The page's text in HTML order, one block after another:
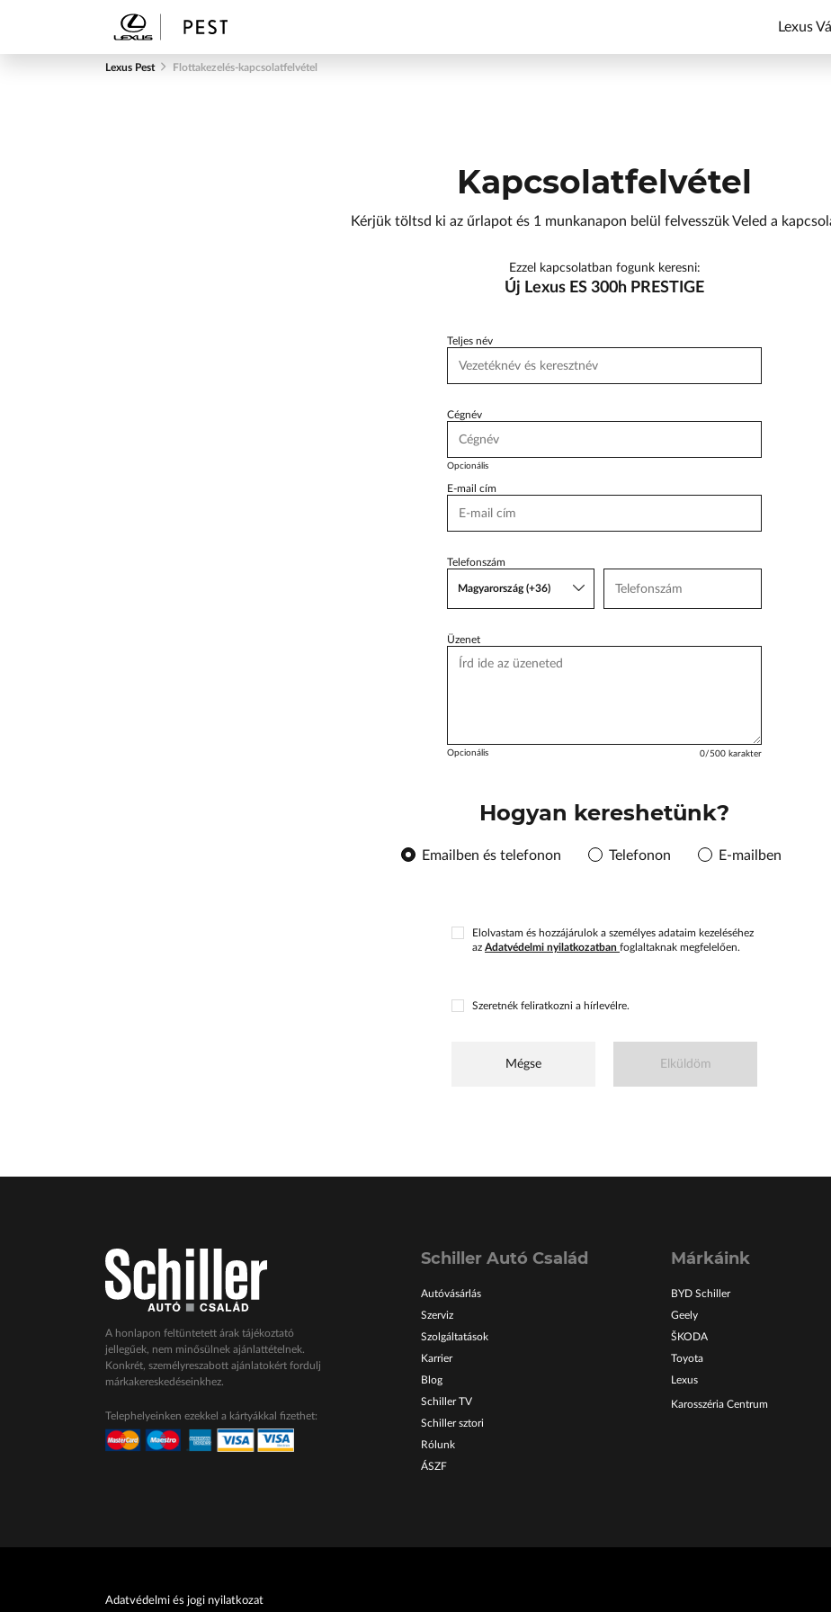
Lexus
Lexus Pest Flottakezelés-kapcsolatfelvétel
Kapcsolatfelvétel
Kérjük töltsd ki az űrlapot és 1 munkanapon belül felvesszük Veled a
Ezzel kapcsolatban fogunk keresni:
Új Lexus ES 300h PRESTIGE
Teljes név
Cégnév
Opcionális
E-mail cím
Telefonszám
Magyarország (+36)
Üzenet
Opcionális 0/500 karakter
Hogyan kereshetünk?
Emailben és telefonon Telefonon E-mailben
Elolvastam és hozzájárulok a személyes adataim kezeléséhez
az Adatvédelmi nyilatkozatban foglaltaknak megfelelően.
Szeretnék feliratkozni a hírlevélre.
Mégse Elküldöm
A honlapon feltüntetett árak tájékoztató
jellegűek, nem minősülnek ajánlattételnek.
Konkrét, személyreszabott ajánlatokért fordulj
márkakereskedéseinkhez.
Telephelyeinken ezekkel a kártyákkal fizethet:
Schiller Autó Család
Autóvásárlás
Szerviz
Szolgáltatások
Karrier
Blog
Schiller TV
Schiller sztori
Rólunk
ÁSZF
Márkáink
BYD Schiller
Geely
ŠKODA
Toyota
Lexus
Karosszéria Centrum
Adatvédelmi és jogi nyilatkozat